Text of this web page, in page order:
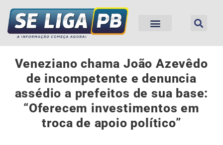
Veneziano chama João Azevêdo
de incompetente e denuncia
assédio a prefeitos de sua base:
“Oferecem investimentos em
troca de apoio político”